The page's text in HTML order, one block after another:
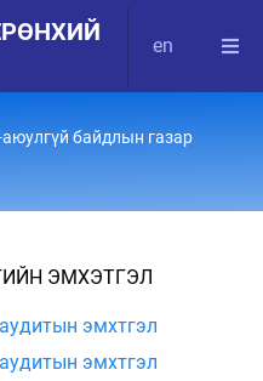
en
байдлын газар
ЭМХЭТГЭЛ
эмхтгэл
эмхтгэл